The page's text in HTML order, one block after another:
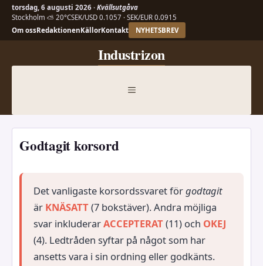
torsdag, 6 augusti 2026 · Kvällsutgåva
Stockholm ⛅ 20°CSEK/USD 0.1057 · SEK/EUR 0.0915
Om ossRedaktionenKällorKontakt NYHETSBREV
Industrizon
MENY
Godtagit korsord
Det vanligaste korsordssvaret förgodtagit
är KNÄSATT(7 bokstäver). Andra möjliga
svar inkluderarACCEPTERAT(11) och OKEJ
(4). Ledtråden syftar på något som har
ansetts vara i sin ordning eller godkänts.